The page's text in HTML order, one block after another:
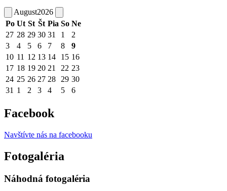
August2026
Po Ut St Št Pia So Ne
27 28 29 30 31 1
2
3
4 5 6 7 8
9
10 11 12 13 14 15 16
17 18 19 20 21 22 23
24 25 26 27 28 29 30
31 1 2 3 4 5 6
Facebook
Navštívte nás na facebooku
Fotogaléria
Náhodná fotogaléria